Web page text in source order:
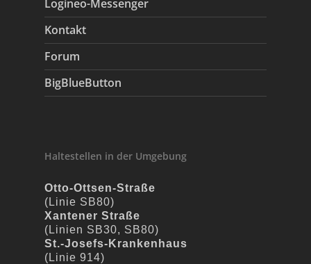
Logineo-Messenger
Kontakt
Forum
BigBlueButton
Haltestellen in der Umgebung
Otto-Ottsen-Straße
(Linie SB80)
Xantener Straße
(Linien SB30, SB80)
St.-Josefs-Krankenhaus
(Linie 914)